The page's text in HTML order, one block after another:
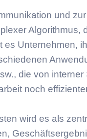
und
Algorithmus,
Unternehmen,
die von
noch
wird es als